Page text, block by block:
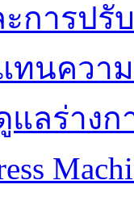
ะการป
ทนควา
แลร่างก